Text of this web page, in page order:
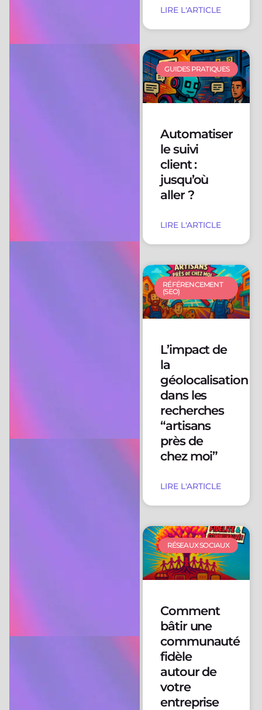
LIRE L'ARTICLE
GUIDES PRATIQUES
Automatiser
le suivi
client :
jusqu’où
aller ?
LIRE L'ARTICLE
RÉFÉRENCEMENT
(SEO)
L’impact de
la
géolocalisation
dans les
recherches
“artisans
près de
chez moi”
LIRE L'ARTICLE
RÉSEAUX SOCIAUX
Comment
bâtir une
communauté
fidèle
autour de
votre
entreprise